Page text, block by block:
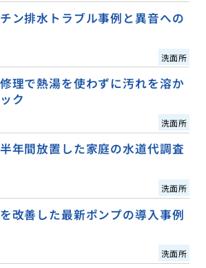
ン排水トラブル事例と異音への
洗面所
理で熱湯を使わずに汚れを溶か
ク
洗面所
年間放置した家庭の水道代調査
洗面所
改善した最新ポンプの導入事例
洗面所